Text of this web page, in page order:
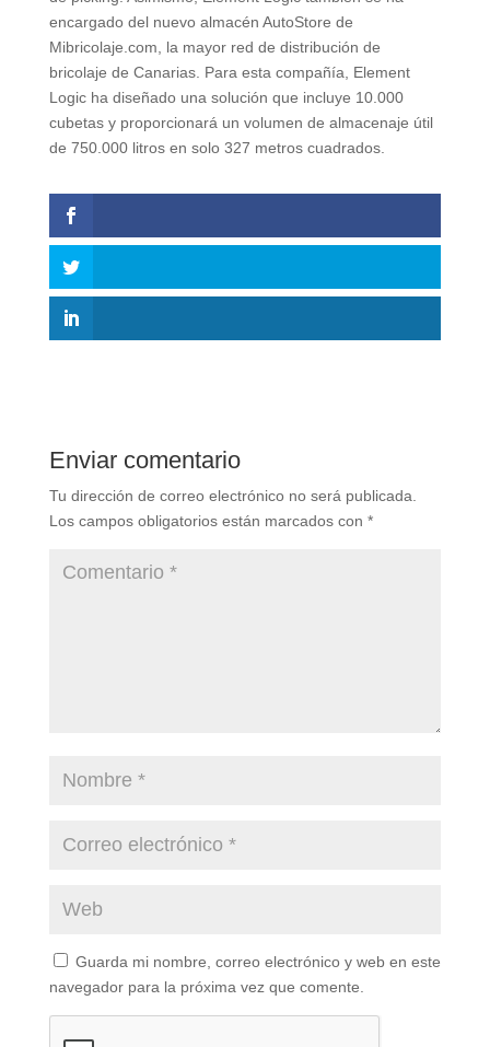
encargado del nuevo almacén AutoStore de
Mibricolaje.com, la mayor red de distribución de
bricolaje de Canarias. Para esta compañía, Element
Logic ha diseñado una solución que incluye 10.000
cubetas y proporcionará un volumen de almacenaje útil
de 750.000 litros en solo 327 metros cuadrados.
Enviar comentario
Tu dirección de correo electrónico no será publicada.
Los campos obligatorios están marcados con *
Guarda mi nombre, correo electrónico y web en este
navegador para la próxima vez que comente.